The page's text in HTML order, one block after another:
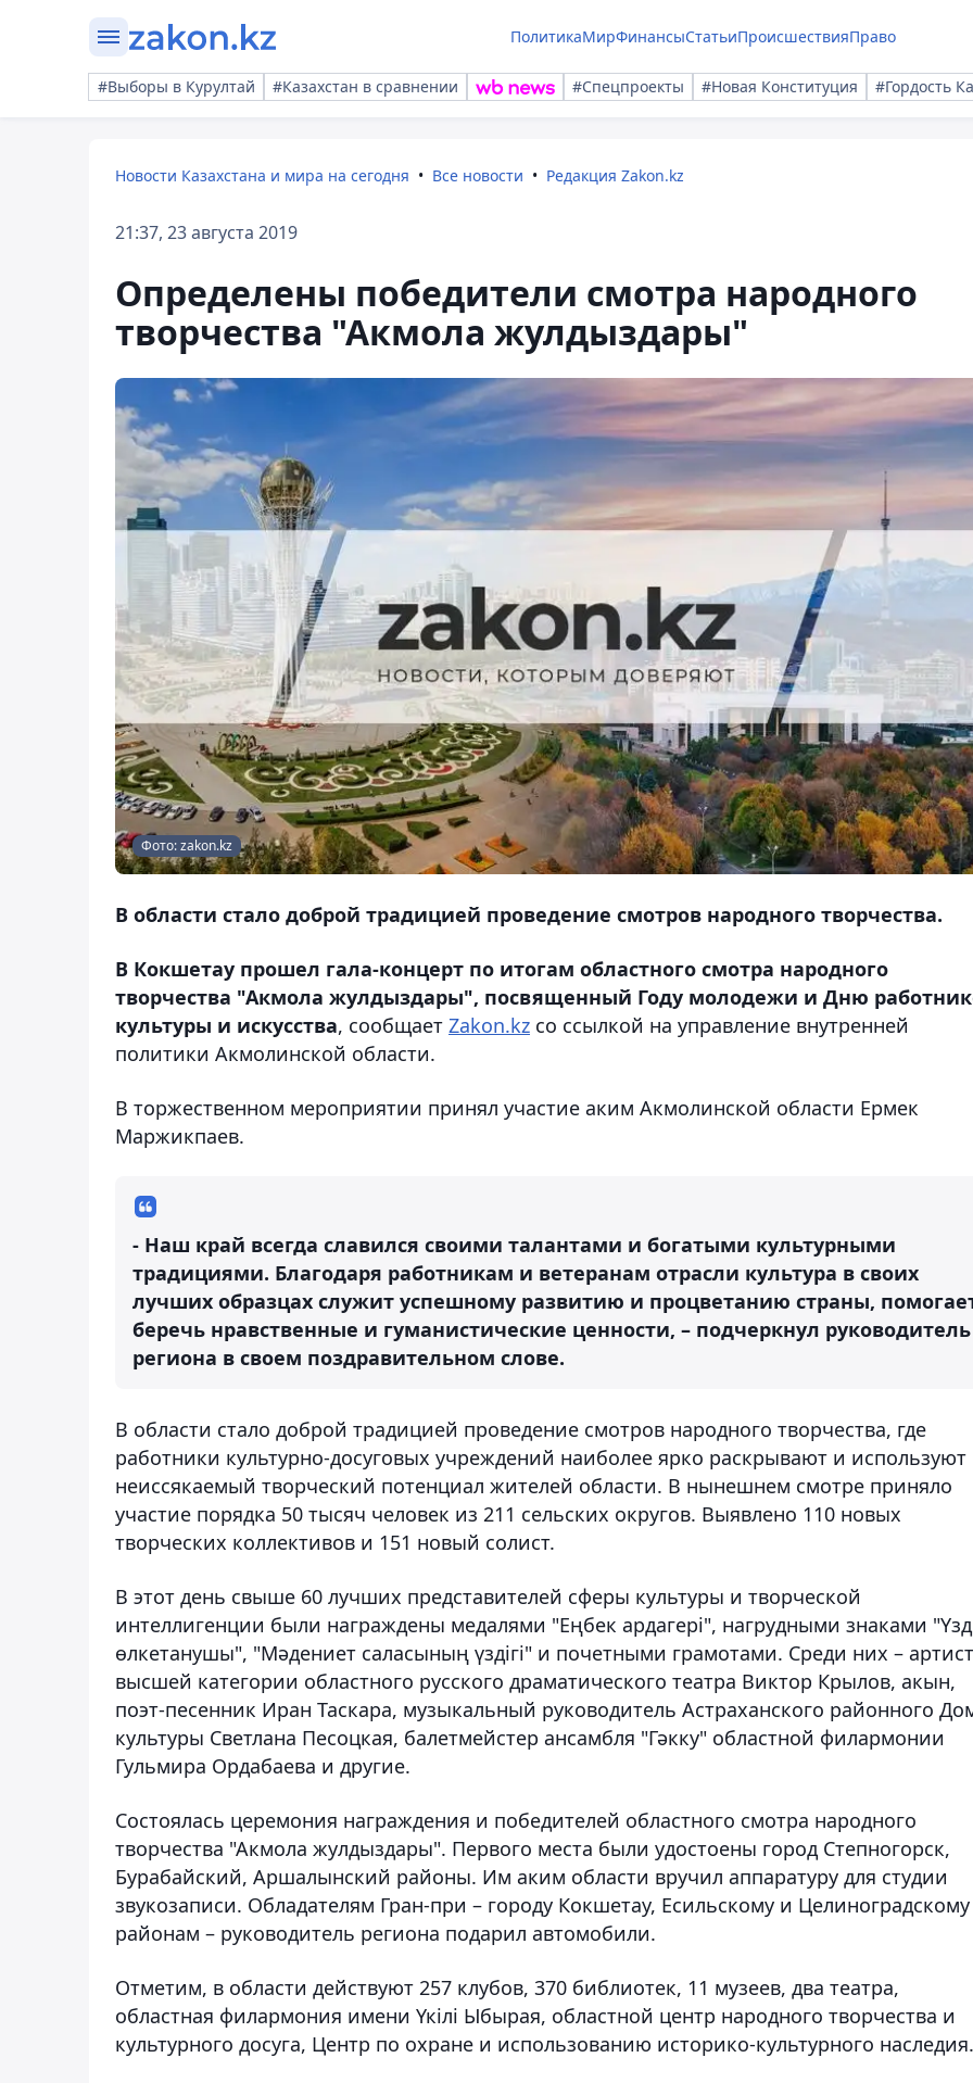
ПолитикаМирФинансыСтатьиПроисшествияПраво
#Выборы в Курултай #Казахстан в сравнении #Спецпроекты #Новая Конституция #Гордость
Новости Казахстана и мира на сегодня Все новости Редакция Zakon.kz
21:37, 23 августа 2019
Определены победители смотра народного
творчества "Акмола жулдыздары"
Фото: zakon.kz
В области стало доброй традицией проведение смотров народного творчества.
В Кокшетау прошел гала-концерт по итогам областного смотра народного
творчества "Акмола жулдыздары", посвященный Году молодежи и Дню
культуры и искусства, сообщает Zakon.kz со ссылкой на управление внутренней
политики Акмолинской области.
В торжественном мероприятии принял участие аким Акмолинской области Ермек
Маржикпаев.
- Наш край всегда славился своими талантами и богатыми культурными
традициями. Благодаря работникам и ветеранам отрасли культура в своих
лучших образцах служит успешному развитию и процветанию страны,
беречь нравственные и гуманистические ценности, – подчеркнул руководитель
региона в своем поздравительном слове.
В области стало доброй традицией проведение смотров народного творчества, где
работники культурно-досуговых учреждений наиболее ярко раскрывают и используют
неиссякаемый творческий потенциал жителей области. В нынешнем смотре приняло
участие порядка 50 тысяч человек из 211 сельских округов. Выявлено 110 новых
творческих коллективов и 151 новый солист.
В этот день свыше 60 лучших представителей сферы культуры и творческой
интеллигенции были награждены медалями "Еңбек ардагері", нагрудными знаками
өлкетанушы", "Мәдениет саласының үздігі" и почетными грамотами. Среди них – артист
высшей категории областного русского драматического театра Виктор Крылов, акын,
поэт-песенник Иран Таскара, музыкальный руководитель Астраханского районного
культуры Светлана Песоцкая, балетмейстер ансамбля "Гәкку" областной филармонии
Гульмира Ордабаева и другие.
Состоялась церемония награждения и победителей областного смотра народного
творчества "Акмола жулдыздары". Первого места были удостоены город Степногорск,
Бурабайский, Аршалынский районы. Им аким области вручил аппаратуру для студии
звукозаписи. Обладателям Гран-при – городу Кокшетау, Есильскому и Целиноградскому
районам – руководитель региона подарил автомобили.
Отметим, в области действуют 257 клубов, 370 библиотек, 11 музеев, два театра,
областная филармония имени Үкілі Ыбырая, областной центр народного творчества и
культурного досуга, Центр по охране и использованию историко-культурного наследия.